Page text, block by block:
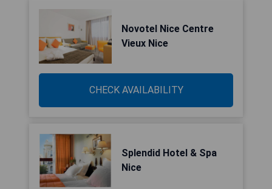
Novotel Nice Centre
Vieux Nice
CHECK AVAILABILITY
Splendid Hotel & Spa
Nice